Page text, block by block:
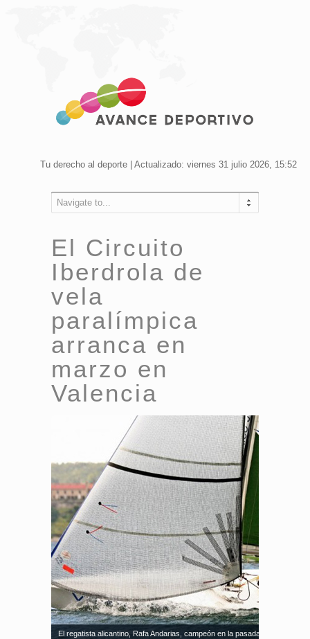
Tu derecho al deporte | Actualizado: viernes 31 julio 2026, 15:52
Navigate to...
El Circuito
Iberdrola de
vela
paralímpica
arranca en
marzo en
Valencia
El regatista alicantino, Rafa Andarias, campeón en la pasada edición del